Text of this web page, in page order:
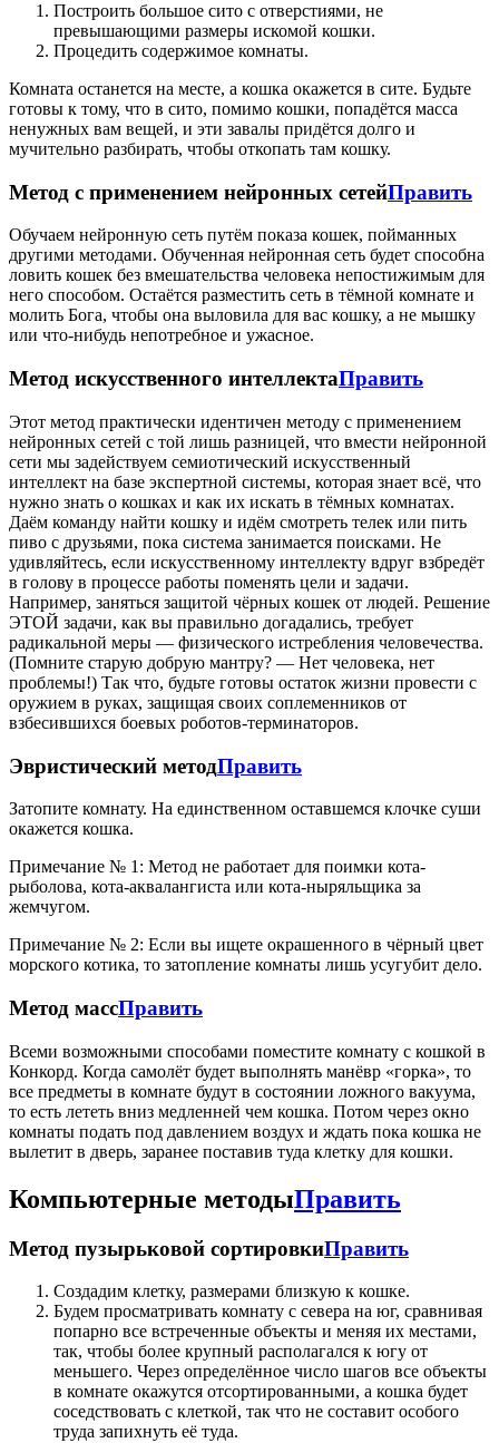
Построить большое сито с отверстиями, не
превышающими размеры искомой кошки.
Процедить содержимое комнаты.
Комната останется на месте, а кошка окажется в сите. Будьте
готовы к тому, что в сито, помимо кошки, попадётся масса
ненужных вам вещей, и эти завалы придётся долго и
мучительно разбирать, чтобы откопать там кошку.
Метод с применением нейронных сетейПравить
Обучаем нейронную сеть путём показа кошек, пойманных
другими методами. Обученная нейронная сеть будет способна
ловить кошек без вмешательства человека непостижимым для
него способом. Остаётся разместить сеть в тёмной комнате и
молить Бога, чтобы она выловила для вас кошку, а не мышку
или что-нибудь непотребное и ужасное.
Метод искусственного интеллектаПравить
Этот метод практически идентичен методу с применением
нейронных сетей с той лишь разницей, что вмести нейронной
сети мы задействуем семиотический искусственный
интеллект на базе экспертной системы, которая знает всё, что
нужно знать о кошках и как их искать в тёмных комнатах.
Даём команду найти кошку и идём смотреть телек или пить
пиво с друзьями, пока система занимается поисками. Не
удивляйтесь, если искусственному интеллекту вдруг взбредёт
в голову в процессе работы поменять цели и задачи.
Например, заняться защитой чёрных кошек от людей. Решение
ЭТОЙ задачи, как вы правильно догадались, требует
радикальной меры — физического истребления человечества.
(Помните старую добрую мантру? — Нет человека, нет
проблемы!) Так что, будьте готовы остаток жизни провести с
оружием в руках, защищая своих соплеменников от
взбесившихся боевых роботов-терминаторов.
Эвристический методПравить
Затопите комнату. На единственном оставшемся клочке суши
окажется кошка.
Примечание № 1: Метод не работает для поимки кота-
рыболова, кота-аквалангиста или кота-ныряльщика за
жемчугом.
Примечание № 2: Если вы ищете окрашенного в чёрный цвет
морского котика, то затопление комнаты лишь усугубит дело.
Метод массПравить
Всеми возможными способами поместите комнату с кошкой в
Конкорд. Когда самолёт будет выполнять манёвр «горка», то
все предметы в комнате будут в состоянии ложного вакуума,
то есть лететь вниз медленней чем кошка. Потом через окно
комнаты подать под давлением воздух и ждать пока кошка не
вылетит в дверь, заранее поставив туда клетку для кошки.
Компьютерные методыПравить
Метод пузырьковой сортировкиПравить
Создадим клетку, размерами близкую к кошке.
Будем просматривать комнату с севера на юг, сравнивая
попарно все встреченные объекты и меняя их местами,
так, чтобы более крупный располагался к югу от
меньшего. Через определённое число шагов все объекты
в комнате окажутся отсортированными, а кошка будет
соседствовать с клеткой, так что не составит особого
труда запихнуть её туда.